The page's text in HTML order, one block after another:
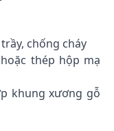
chống cháy
thép hộp mạ
khung xương gỗ